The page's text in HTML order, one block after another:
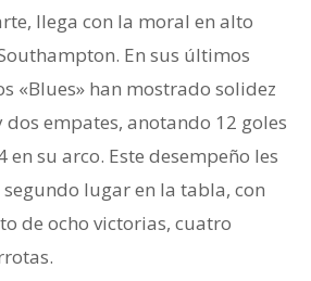
llega con la moral en alto
En sus últimos
«Blues» han mostrado solidez
dos empates, anotando 12 goles
en su arco. Este desempeño les
lugar en la tabla, con
de ocho victorias, cuatro